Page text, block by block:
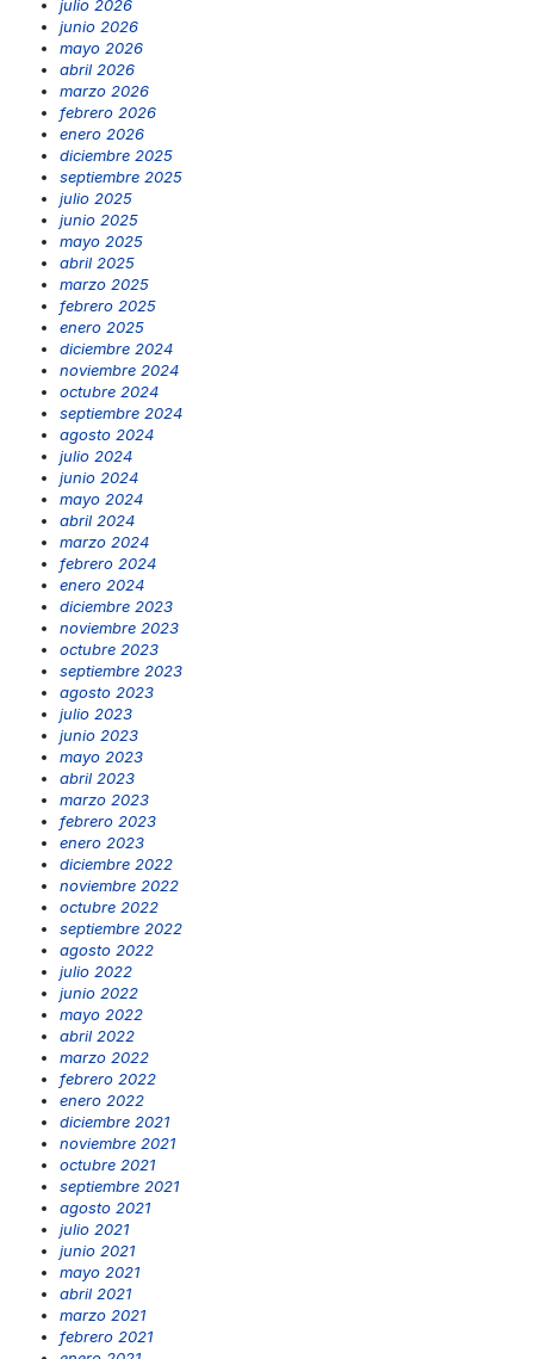
julio 2026
junio 2026
mayo 2026
abril 2026
marzo 2026
febrero 2026
enero 2026
diciembre 2025
septiembre 2025
julio 2025
junio 2025
mayo 2025
abril 2025
marzo 2025
febrero 2025
enero 2025
diciembre 2024
noviembre 2024
octubre 2024
septiembre 2024
agosto 2024
julio 2024
junio 2024
mayo 2024
abril 2024
marzo 2024
febrero 2024
enero 2024
diciembre 2023
noviembre 2023
octubre 2023
septiembre 2023
agosto 2023
julio 2023
junio 2023
mayo 2023
abril 2023
marzo 2023
febrero 2023
enero 2023
diciembre 2022
noviembre 2022
octubre 2022
septiembre 2022
agosto 2022
julio 2022
junio 2022
mayo 2022
abril 2022
marzo 2022
febrero 2022
enero 2022
diciembre 2021
noviembre 2021
octubre 2021
septiembre 2021
agosto 2021
julio 2021
junio 2021
mayo 2021
abril 2021
marzo 2021
febrero 2021